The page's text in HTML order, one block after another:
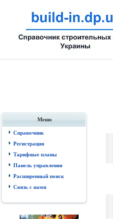
Меню
Справочник
Регистрация
Тарифные планы
Панель управления
Расширенный поиск
Связь с нами